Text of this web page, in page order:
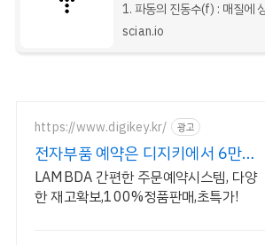
1. 파동의 진동수(f) : 매질에
(관측자가 느끼는 진동수가 아
scian.io
https://www.digikey.kr/ 광고
전자부품 예약은 디지키에서 6만원
이상 무료배송,당일발송
LAMBDA 간편한 주문예약시스템, 다양
한 재고확보,100%정품판매,초특가!